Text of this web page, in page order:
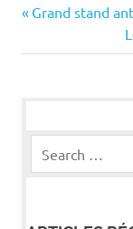
de
Previous
Grand stand